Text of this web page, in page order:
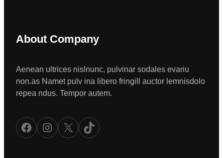
About Company
Aenean ultrices nislnunc, pulvinar sodales evariu
non.as Namet pulv ina libero fringill auctor lemnisdolo
repea ndus. Tempor autem.
Facebook Instagram X TikTok